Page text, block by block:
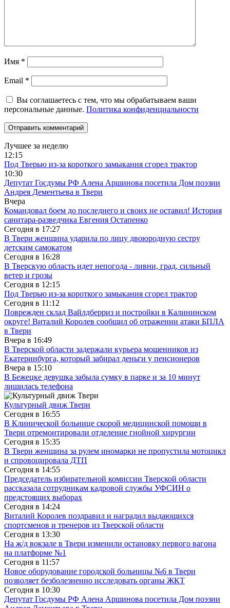
Имя *
Email *
Вы соглашаетесь с тем, что мы обрабатываем ваши
персональные данные. Политика конфиденциальности
Лучшее за неделю
12:15
Под Тверью из-за короткого замыкания сгорел трактор
10:30
Депутат Госдумы РФ Алена Аршинова посетила Дом поэзии
Андрея Дементьева в Твери
Вчера
Командовал боем до последнего и своих не оставил! История
санитара-разведчика Евгения Остапенко
Сегодня в 17:27
В Твери женщина ударила по лицу двоюродную сестру
детским самокатом
Сегодня в 16:28
В Тверскую область идет непогода - ливни, град, сильный
ветер и грозы
Сегодня в 12:15
Под Тверью из-за короткого замыкания сгорел трактор
Сегодня в 11:12
Поврежден склад Вайлдберриз и постройки в Калининском
округе! Виталий Королев сообщил об отражении атаки БПЛА
в Твери
Вчера в 16:49
В Тверской области задержали курьера мошенников из
Екатеринбурга, который забирал деньги у пенсионеров
Вчера в 15:10
В Бежецке девушка забыла сумку в парке и за 10 минут
лишилась телефона
Культурный движ Твери
Сегодня в 16:55
В Клинической больнице скорой медицинской помощи в
Твери отремонтировали отделение гнойной хирургии
Сегодня в 15:35
В Твери женщина за рулем иномарки не пропустила мотоцикл
и спровоцировала ДТП
Сегодня в 14:55
Председатель избирательной комиссии Тверской области
рассказала сотрудникам кадровой службы УФСИН о
предстоящих выборах
Сегодня в 14:24
Виталий Королев поздравил и наградил выдающихся
спортсменов и тренеров из Тверской области
Сегодня в 13:30
На ж/д вокзале в Твери изменили остановку первого вагона
на платформе №1
Сегодня в 11:57
Новое оборудование городской больницы №6 в Твери
позволяет безболезненно исследовать органы ЖКТ
Сегодня в 10:30
Депутат Госдумы РФ Алена Аршинова посетила Дом поэзии